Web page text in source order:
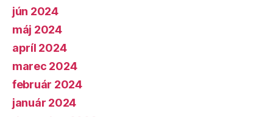
jún 2024
máj 2024
apríl 2024
marec 2024
február 2024
január 2024